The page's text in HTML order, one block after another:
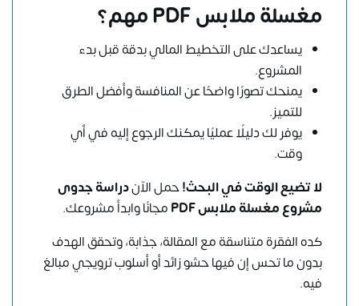
مغسلة ملابس PDF مهم؟
يساعدك على التخطيط المالي بدقة قبل بدء
المشروع.
يمنحك تصورًا واضحًا عن المنافسة وأفضل الطرق
للتميز.
يوفر لك دليلًا عمليًا يمكنك الرجوع إليه في أي
وقت.
لا تضيع الوقت في البحث!حمل الآندراسة جدوى
مشروع مغسلة ملابس PDF
مجانًا وابدأ مشروعك.
كده الفقرة متناسقة مع المقالة، جذابة، وتحقق الهدف
بدون ما تحس إن فيها حشو زائد أو أسلوب ترويجي مبالغ
فيه.